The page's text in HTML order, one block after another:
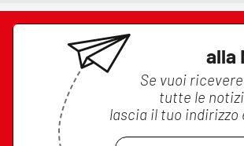
alla
Se vuoi
tutte le
lascia il tuo